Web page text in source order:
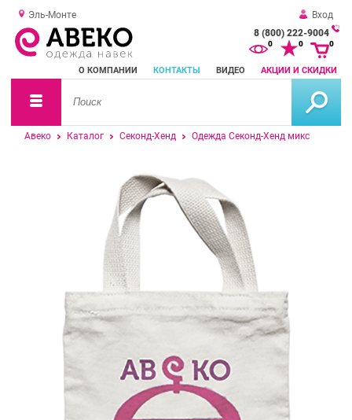
Эль-Монте
Вход
8 (800) 222-9004
О КОМПАНИИ КОНТАКТЫ ВИДЕО АКЦИИ И СКИДКИ
0 0 0
Авеко Каталог Секонд-Хенд Одежда Секонд-Хенд микс